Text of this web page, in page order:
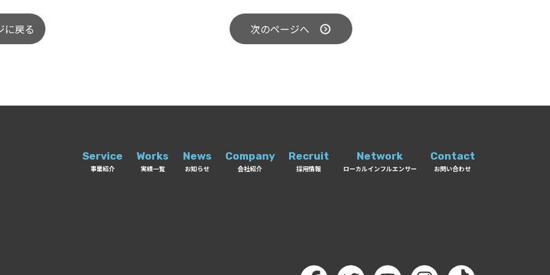
戻る 次のページへ
Service
事業紹介
Works
実績一覧
News
お知らせ
Company
会社紹介
Recruit
採用情報
Network
ローカルインフルエンサー
Contact
お問い合わせ